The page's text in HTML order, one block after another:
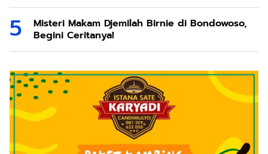
Misteri Makam Djemilah Birnie di Bondowoso,
Begini Ceritanya!